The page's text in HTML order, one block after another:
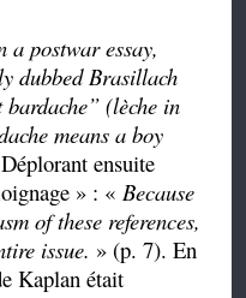
a postwar essay,
dubbedBrasillach
bardache” (lèche in
means a boy
ensuite
» : « Because
of these references,
issue. » (p. 7). En
Kaplan était